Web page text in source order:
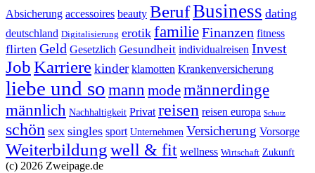
Absicherung accessoires beauty BerufBusiness dating
deutschland Digitalisierung erotik familieFinanzen fitness
flirten Geld Gesetzlich Gesundheit individualreisen Invest
JobKarrierekinder klamotten Krankenversicherung
liebe und somann modemännerdinge
männlich Nachhaltigkeit Privat reisen reisen europa Schutz
schön sex singles sport Unternehmen Versicherung Vorsorge
Weiterbildungwell & fit wellness Wirtschaft Zukunft
(c) 2026 Zweipage.de